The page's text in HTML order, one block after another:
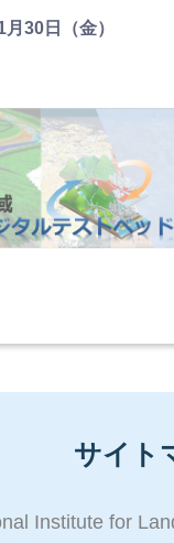
30日（金）
サイト
Institute for